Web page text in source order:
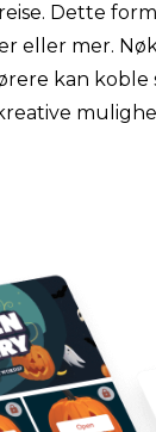
Dette
eller mer.
kan